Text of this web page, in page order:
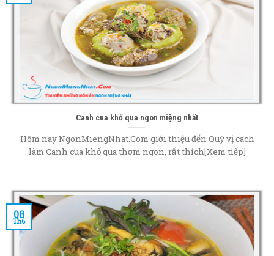
Canh cua khổ qua ngon miệng nhất
Hôm nay NgonMiengNhat.Com giới thiệu đến Quý vị cách
làm Canh cua khổ qua thơm ngon, rất thích[Xem tiếp]
08
Th6